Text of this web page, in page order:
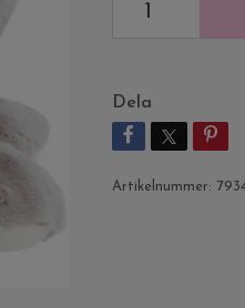
Dela
Artikelnummer: